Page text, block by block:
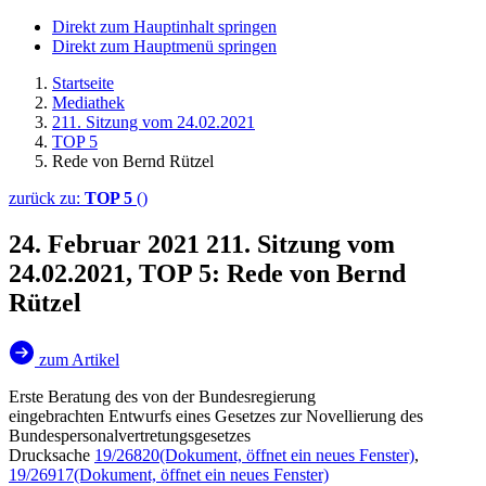
Direkt zum Hauptinhalt springen
Direkt zum Hauptmenü springen
Startseite
Mediathek
211. Sitzung vom 24.02.2021
TOP 5
Rede von Bernd Rützel
zurück zu: TOP 5 ()
24. Februar 2021 211. Sitzung vom
24.02.2021, TOP 5: Rede von Bernd
Rützel
zum Artikel
Erste Beratung des von der Bundesregierung
eingebrachten Entwurfs eines Gesetzes zur Novellierung des
Bundespersonalvertretungsgesetzes
Drucksache 19/26820(Dokument, öffnet ein neues Fenster),
19/26917(Dokument, öffnet ein neues Fenster)